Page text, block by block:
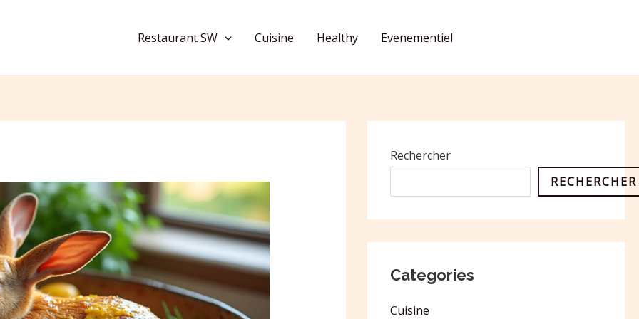
Restaurant SW Cuisine Healthy Evenementiel
Rechercher
RECHERCHER
Categories
Cuisine